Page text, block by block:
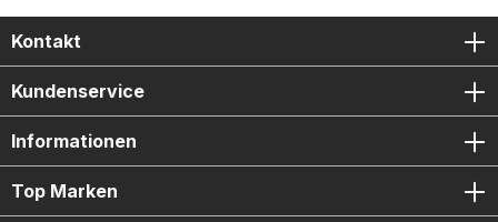
Kontakt
Kundenservice
Informationen
Top Marken